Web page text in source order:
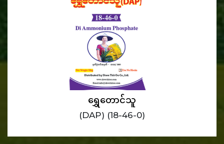
ရွှေတောင်သူ
(DAP) (18-46-0)